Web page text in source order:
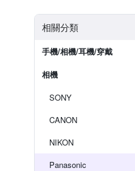
相關分類
手機/相機/耳機/穿戴
相機
SONY
CANON
NIKON
Panasonic